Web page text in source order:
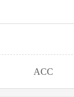
ACC